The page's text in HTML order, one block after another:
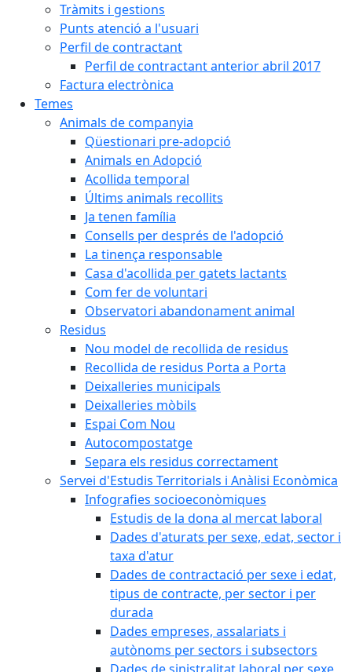
Tràmits i gestions
Punts atenció a l'usuari
Perfil de contractant
Perfil de contractant anterior abril 2017
Factura electrònica
Temes
Animals de companyia
Qüestionari pre-adopció
Animals en Adopció
Acollida temporal
Últims animals recollits
Ja tenen família
Consells per després de l'adopció
La tinença responsable
Casa d'acollida per gatets lactants
Com fer de voluntari
Observatori abandonament animal
Residus
Nou model de recollida de residus
Recollida de residus Porta a Porta
Deixalleries municipals
Deixalleries mòbils
Espai Com Nou
Autocompostatge
Separa els residus correctament
Servei d'Estudis Territorials i Anàlisi Econòmica
Infografies socioeconòmiques
Estudis de la dona al mercat laboral
Dades d'aturats per sexe, edat, sector i
taxa d'atur
Dades de contractació per sexe i edat,
tipus de contracte, per sector i per
durada
Dades empreses, assalariats i
autònoms per sectors i subsectors